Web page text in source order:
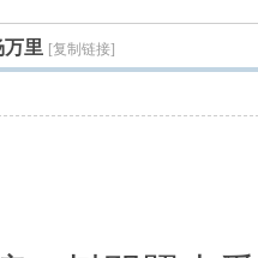
里 [复制链接]